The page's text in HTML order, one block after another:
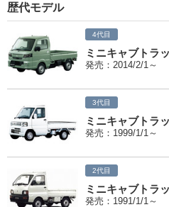
歴代モデル
4代目
ミニキャブトラ
発売：2014/2/1～
3代目
ミニキャブトラ
発売：1999/1/1～
2代目
ミニキャブトラ
発売：1991/1/1～